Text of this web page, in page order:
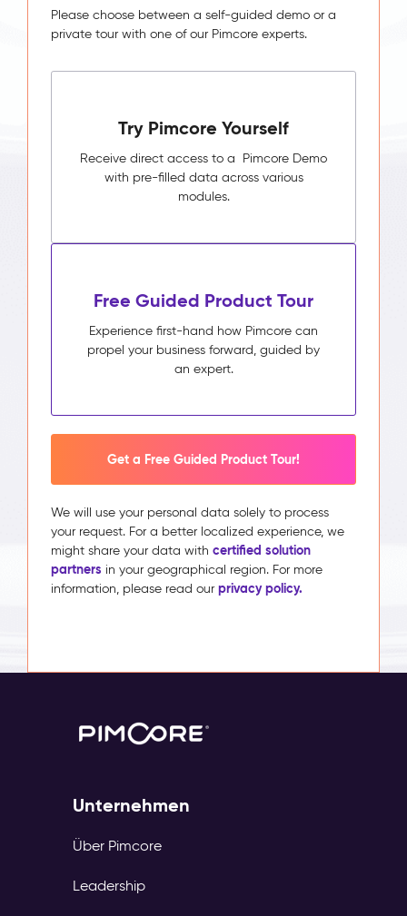
Please choose between a self-guided demo or a
private tour with one of our Pimcore experts.
Try Pimcore Yourself
Receive direct access to a Pimcore Demo
with pre-filled data across various
modules.
Free Guided Product Tour
Experience first-hand how Pimcore can
propel your business forward, guided by
an expert.
Get a Free Guided Product Tour!
We will use your personal data solely to process
your request. For a better localized experience, we
might share your data with certified solution
partners in your geographical region. For more
information, please read our privacy policy.
Unternehmen
Über Pimcore
Leadership